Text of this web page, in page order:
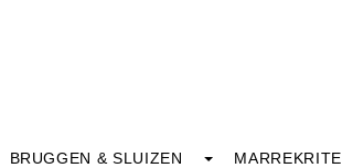
BRUGGEN & SLUIZEN MARREKRITE